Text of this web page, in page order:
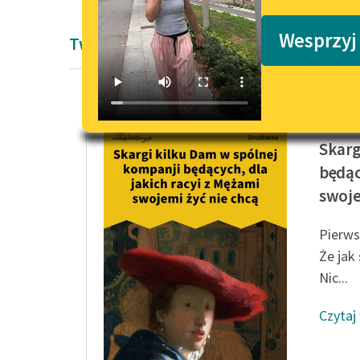
Twórczość Barok Elżbiety Drużbackiej
Że jak
Nic...
Czytaj